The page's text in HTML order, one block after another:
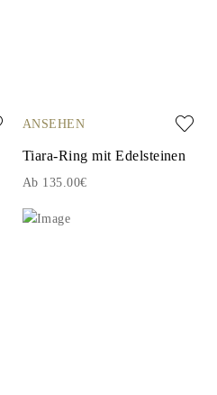
ANSEHEN
Tiara-Ring mit Edelsteinen
Ab 135.00€